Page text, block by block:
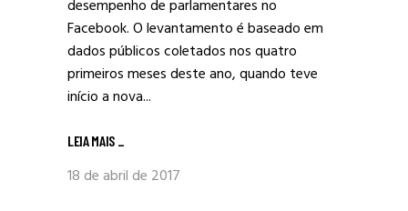
desempenho de parlamentares no
Facebook. O levantamento é baseado em
dados públicos coletados nos quatro
primeiros meses deste ano, quando teve
início a nova...
LEIA MAIS _
18 de abril de 2017